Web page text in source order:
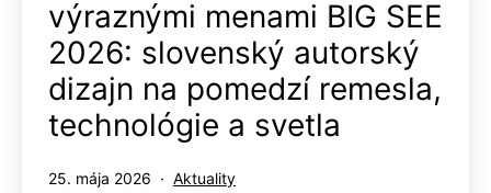
výraznými menami BIG SEE
2026: slovenský autorský
dizajn na pomedzí remesla,
technológie a svetla
Publikované
25. mája 2026 Kategorizované
Aktuality